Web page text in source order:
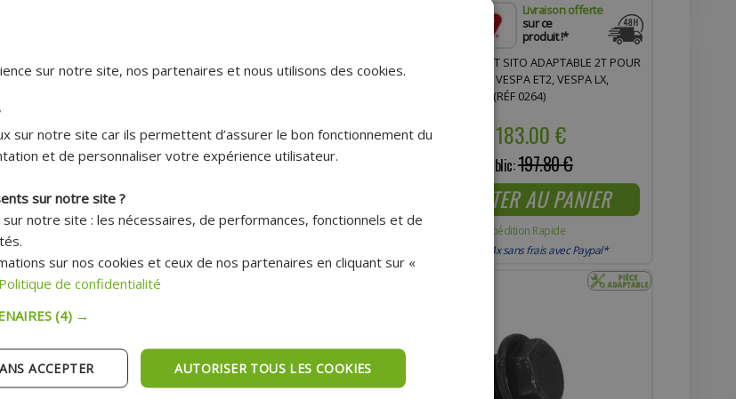
POUR
0745
€
Paypal*
POT SITO ADAPTABLE POUR SCOOTER PEUGEOT
50 SPEEDFIGHT 2-X-FIGHT WRC (RÉFÉRENCE 0711)
Prix :152.60 €
Prix public:165.00 €
Expédition Rapide
Livraison offerte
sur ce
produit !*
POT D'ÉCHAPPEMENT SITO ADAPTABLE 2T POUR
PIAGGIO 50 LIBERTY, VESPA ET2, VESPA LX,
PRIMAVERA, SPRINT (RÉF 0264)
183.00 €
Prix public:197.80 €
AJOUTER AU PANIER
Expédition Rapide
Payer en 4x sans frais avec Paypal*
sur notre site, nos partenaires et nous utilisons des cookies.
sur notre site car ils permettent d’assurer le bon fonctionnement du
et de personnaliser votre expérience utilisateur.
sur notre site ?
notre site : les nécessaires, de performances, fonctionnels et de
sur nos cookies et ceux de nos partenaires en cliquant sur «
Politique de confidentialité
(4) →
AUTORISER TOUS LES COOKIES
ACCEPTER